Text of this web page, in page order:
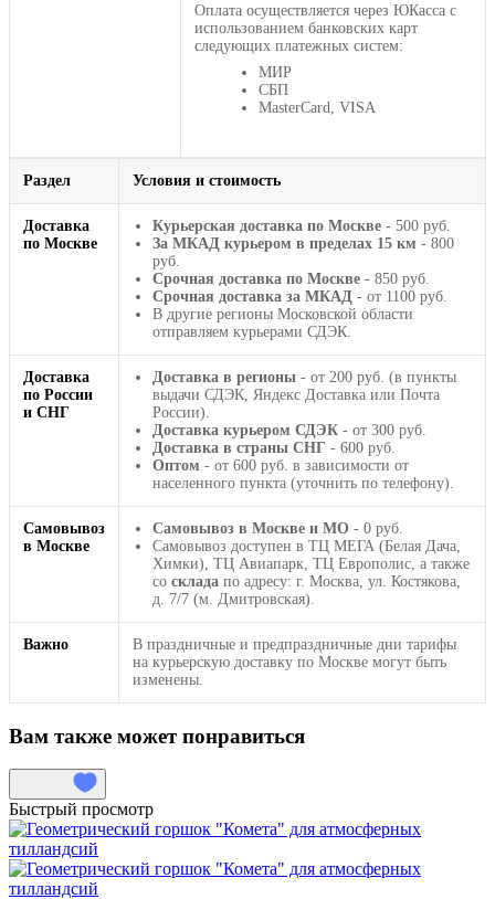
Оплата осуществляется через ЮКасса с
использованием банковских карт
следующих платежных систем:
МИР
СБП
MasterCard, VISA
Раздел Условия и стоимость
Доставка
по Москве
Курьерская доставка по Москве - 500 руб.
За МКАД курьером в пределах 15 км - 800
руб.
Срочная доставка по Москве - 850 руб.
Срочная доставка за МКАД - от 1100 руб.
В другие регионы Московской области
отправляем курьерами СДЭК.
Доставка
по России
и СНГ
Доставка в регионы - от 200 руб. (в пункты
выдачи СДЭК, Яндекс Доставка или Почта
России).
Доставка курьером СДЭК - от 300 руб.
Доставка в страны СНГ - 600 руб.
Оптом - от 600 руб. в зависимости от
населенного пункта (уточнить по телефону).
Самовывоз
в Москве
Самовывоз в Москве и МО - 0 руб.
Самовывоз доступен в ТЦ МЕГА (Белая Дача,
Химки), ТЦ Авиапарк, ТЦ Европолис, а также
со склада по адресу: г. Москва, ул. Костякова,
д. 7/7 (м. Дмитровская).
Важно
В праздничные и предпраздничные дни тарифы
на курьерскую доставку по Москве могут быть
изменены.
Вам также может понравиться
Быстрый просмотр